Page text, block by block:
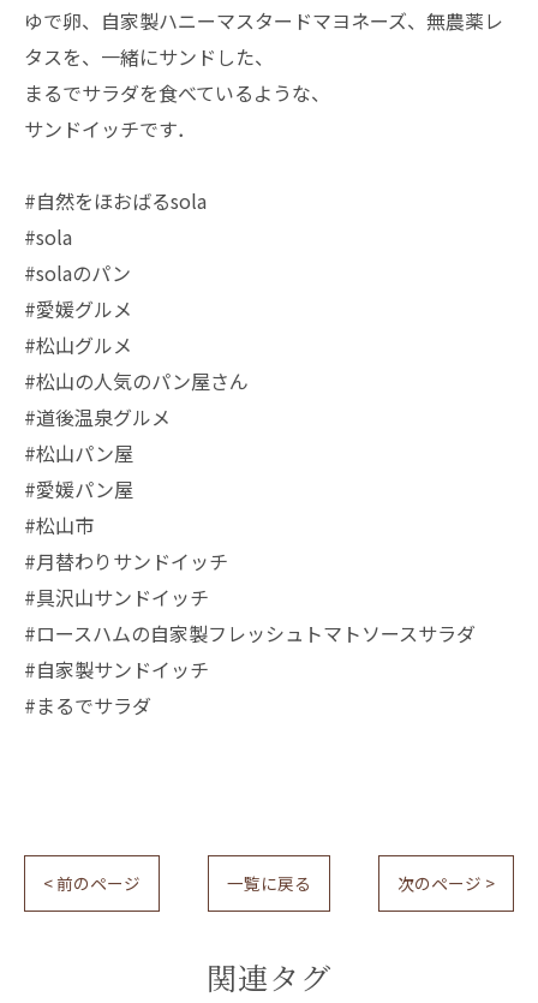
ゆで卵、自家製ハニーマスタードマヨネーズ、無農薬レ
タスを、一緒にサンドした、
まるでサラダを食べているような、
サンドイッチです．
#自然をほおばるsola
#sola
#solaのパン
#愛媛グルメ
#松山グルメ
#松山の人気のパン屋さん
#道後温泉グルメ
#松山パン屋
#愛媛パン屋
#松山市
#月替わりサンドイッチ
#具沢山サンドイッチ
#ロースハムの自家製フレッシュトマトソースサラダ
#自家製サンドイッチ
#まるでサラダ
< 前のページ 一覧に戻る 次のページ >
関連タグ